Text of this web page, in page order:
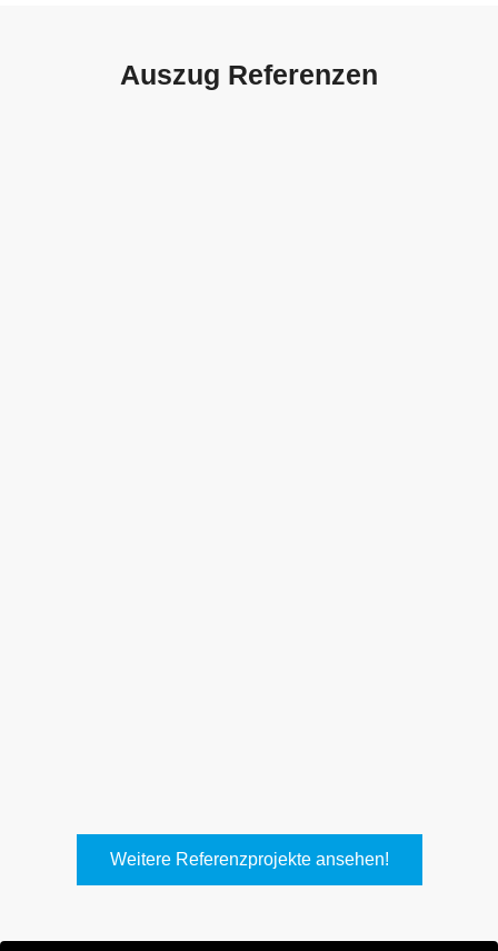
Auszug Referenzen
Weitere Referenzprojekte ansehen!